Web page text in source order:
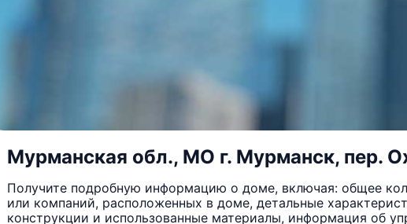
Мурманская обл., МО г. Мурманск, пер.
Получите подробную информацию о доме, включая: общее
или компаний, расположенных в доме, детальные
конструкции и использованные материалы, информация об